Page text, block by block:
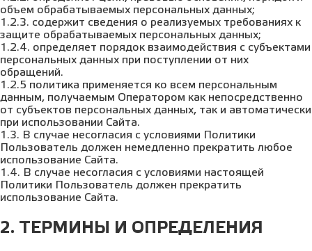
объем обрабатываемых персональных данных;
1.2.3. содержит сведения о реализуемых требованиях к
защите обрабатываемых персональных данных;
1.2.4. определяет порядок взаимодействия с субъектами
персональных данных при поступлении от них
обращений.
1.2.5 политика применяется ко всем персональным
данным, получаемым Оператором как непосредственно
от субъектов персональных данных, так и автоматически
при использовании Сайта.
1.3. В случае несогласия с условиями Политики
Пользователь должен немедленно прекратить любое
использование Сайта.
1.4. В случае несогласия с условиями настоящей
Политики Пользователь должен прекратить
использование Сайта.
2. ТЕРМИНЫ И ОПРЕДЕЛЕНИЯ